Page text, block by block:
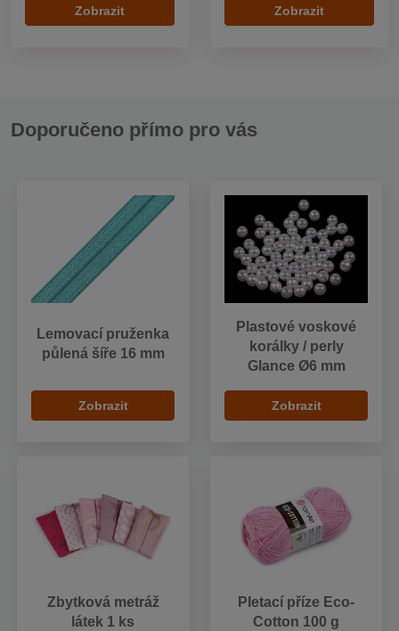
Zobrazit Zobrazit
Doporučeno přímo pro vás
Lemovací pruženka
půlená šíře 16 mm
Zobrazit
Plastové voskové
korálky / perly
Glance Ø6 mm
Zobrazit
Zbytková metráž
látek 1 ks
Pletací příze Eco-
Cotton 100 g